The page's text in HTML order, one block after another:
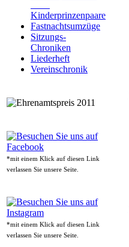
Kinderprinzenpaare
Fastnachtsumzüge
Sitzungs-
Chroniken
Liederheft
Vereinschronik
*mit einem Klick auf diesen Link
verlassen Sie unsere Seite.
*mit einem Klick auf diesen Link
verlassen Sie unsere Seite.